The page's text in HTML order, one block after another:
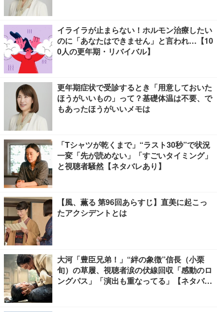
イライラが止まらない！ホルモン治療したい
のに「あなたはできません」と言われ…【10
0人の更年期・リバイバル】
更年期症状で受診するとき「用意しておいた
ほうがいいもの」って？基礎体温は不要、で
もあったほうがいいメモは
「Tシャツが乾くまで」“ラスト30秒”で状況
一変「先が読めない」「すごいタイミング」
と視聴者騒然【ネタバレあり】
【風、薫る 第96回あらすじ】直美に起こっ
たアクシデントとは
大河「豊臣兄弟！」“絆の象徴”信長（小栗
旬）の草履、視聴者涙の伏線回収「感動のロ
ングパス」「演出も重なってる」【ネタバレ